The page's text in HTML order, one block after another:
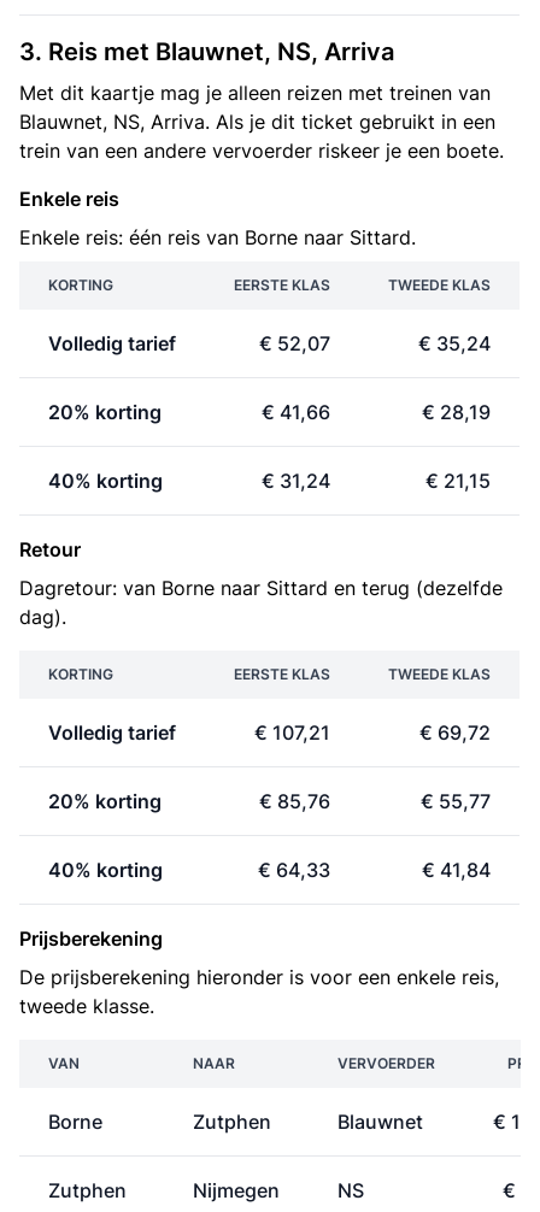
3. Reis met Blauwnet, NS, Arriva
Met dit kaartje mag je alleen reizen met treinen van
Blauwnet, NS, Arriva. Als je dit ticket gebruikt in een
trein van een andere vervoerder riskeer je een boete.
Enkele reis
Enkele reis: één reis van Borne naar Sittard.
KORTING EERSTE KLAS TWEEDE KLAS
Volledig tarief € 52,07 € 35,24
20% korting € 41,66 € 28,19
40% korting € 31,24 € 21,15
Retour
Dagretour: van Borne naar Sittard en terug (dezelfde
dag).
KORTING EERSTE KLAS TWEEDE KLAS
Volledig tarief € 107,21 € 69,72
20% korting € 85,76 € 55,77
40% korting € 64,33 € 41,84
Prijsberekening
De prijsberekening hieronder is voor een enkele reis,
tweede klasse.
VAN NAAR VERVOERDER
Borne Zutphen Blauwnet €
Zutphen Nijmegen NS €